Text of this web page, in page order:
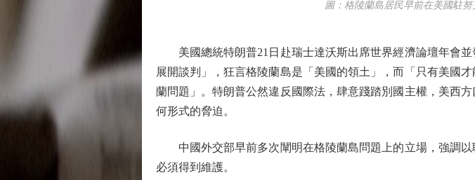
圖：格陵蘭島居民早前在美國駐努
美國總統特朗普21日赴瑞士達沃斯出席世界經濟論壇年會並
展開談判」，狂言格陵蘭島是「美國的領土」，而「只有美國
蘭問題」。特朗普公然違反國際法，肆意踐踏別國主權，美西
何形式的脅迫。
中國外交部早前多次闡明在格陵蘭島問題上的立場，強調以
必須得到維護。